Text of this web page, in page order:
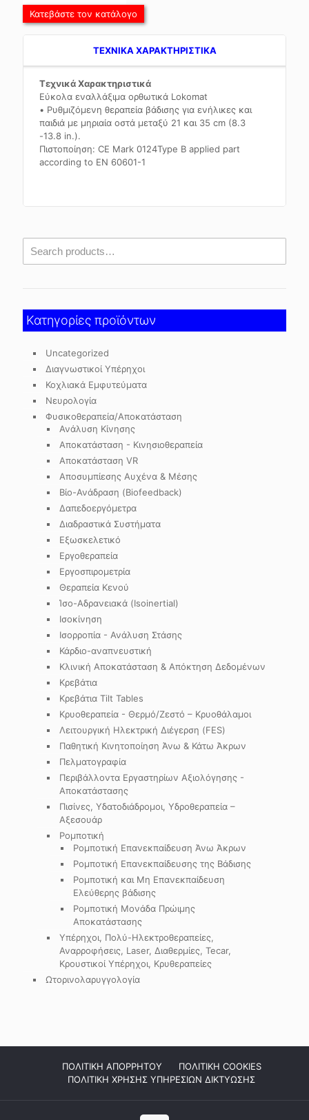
Κατεβάστε τον κατάλογο
TEXNIKA ΧΑΡΑΚΤΗΡΙΣΤΙΚΑ
Τεχνικά Χαρακτηριστικά
Εύκολα εναλλάξιμα ορθωτικά Lokomat
• Ρυθμιζόμενη θεραπεία βάδισης για ενήλικες και
παιδιά με μηριαία οστά μεταξύ 21 και 35 cm (8.3
-13.8 in.).
Πιστοποίηση: CE Mark 0124Type B applied part
according to EN 60601-1
Κατηγορίες προϊόντων
Uncategorized
Διαγνωστικοί Υπέρηχοι
Κοχλιακά Εμφυτεύματα
Νευρολογία
Φυσικοθεραπεία/Αποκατάσταση
Ανάλυση Κίνησης
Αποκατάσταση - Κινησιοθεραπεία
Αποκατάσταση VR
Αποσυμπίεσης Αυχένα & Μέσης
Βίο-Ανάδραση (Biofeedback)
Δαπεδοεργόμετρα
Διαδραστικά Συστήματα
Εξωσκελετικό
Εργοθεραπεία
Εργοσπιρομετρία
Θεραπεία Κενού
Ίσο-Αδρανειακά (Isoinertial)
Ισοκίνηση
Ισορροπία - Ανάλυση Στάσης
Κάρδιο-αναπνευστική
Κλινική Αποκατάσταση & Απόκτηση Δεδομένων
Κρεβάτια
Κρεβάτια Tilt Tables
Κρυοθεραπεία - Θερμό/Ζεστό – Κρυοθάλαμοι
Λειτουργική Ηλεκτρική Διέγερση (FES)
Παθητική Κινητοποίηση Άνω & Κάτω Άκρων
Πελματογραφία
Περιβάλλοντα Εργαστηρίων Αξιολόγησης -
Αποκατάστασης
Πισίνες, Υδατοδιάδρομοι, Υδροθεραπεία –
Αξεσουάρ
Ρομποτική
Ρομποτική Επανεκπαίδευση Άνω Άκρων
Ρομποτική Επανεκπαίδευσης της Βάδισης
Ρομποτική και Μη Επανεκπαίδευση
Ελεύθερης βάδισης
Ρομποτική Μονάδα Πρώιμης
Αποκατάστασης
Υπέρηχοι, Πολύ-Ηλεκτροθεραπείες,
Αναρροφήσεις, Laser, Διαθερμίες, Tecar,
Κρουστικοί Υπέρηχοι, Κρυθεραπείες
Ωτορινολαρυγγολογία
ΠΟΛΙΤΙΚΗ ΑΠΟΡΡΗΤΟΥ
ΠΟΛΙΤΙΚΗ COOKIES
ΠΟΛΙΤΙΚΗ ΧΡΗΣΗΣ ΥΠΗΡΕΣΙΩΝ ΔΙΚΤΥΩΣΗΣ